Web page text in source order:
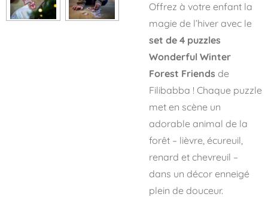
Offrez à votre enfant la
magie de l’hiver avec le
set de 4 puzzles
Wonderful Winter
Forest Friends de
Filibabba ! Chaque puzzle
met en scène un
adorable animal de la
forêt – lièvre, écureuil,
renard et chevreuil –
dans un décor enneigé
plein de douceur.